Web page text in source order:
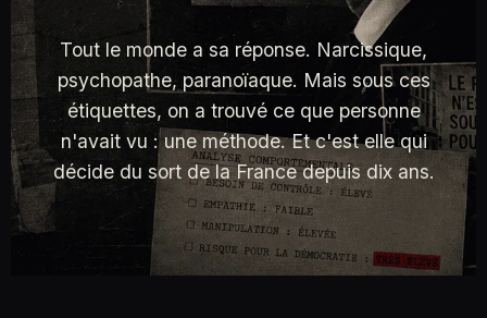
Tout le monde a sa réponse. Narcissique,
psychopathe, paranoïaque. Mais sous ces
étiquettes, on a trouvé ce que personne
n'avait vu : une méthode. Et c'est elle qui
décide du sort de la France depuis dix ans.